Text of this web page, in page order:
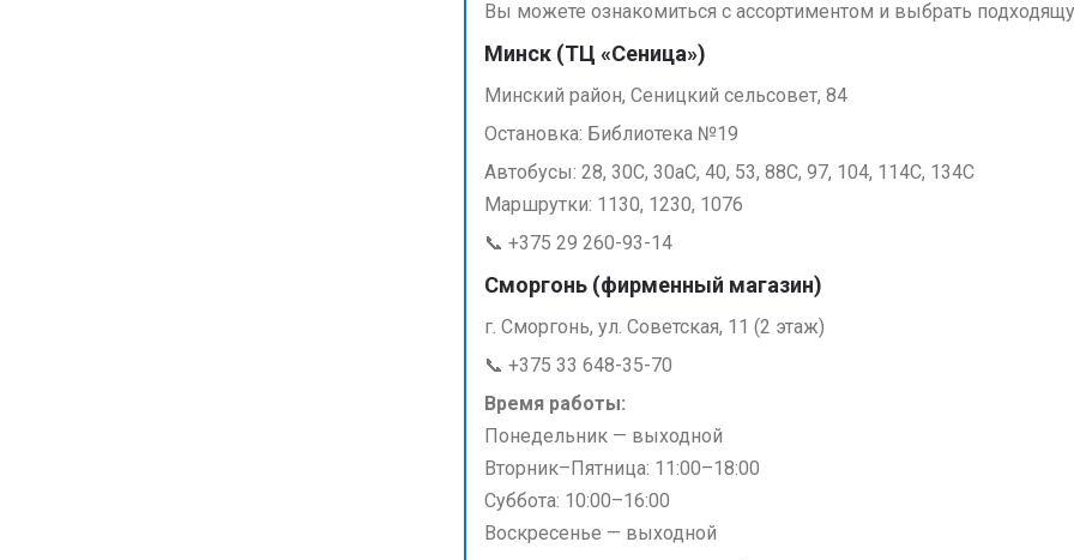
Вы можете ознакомиться с ассортиментом и выбрать
Минск (ТЦ «Сеница»)
Минский район, Сеницкий сельсовет, 84
Остановка: Библиотека №19
Автобусы: 28, 30С, 30аС, 40, 53, 88С, 97, 104, 114С, 134С
Маршрутки: 1130, 1230, 1076
📞 +375 29 260-93-14
Сморгонь (фирменный магазин)
г. Сморгонь, ул. Советская, 11 (2 этаж)
📞 +375 33 648-35-70
Время работы:
Понедельник — выходной
Вторник–Пятница: 11:00–18:00
Суббота: 10:00–16:00
Воскресенье — выходной